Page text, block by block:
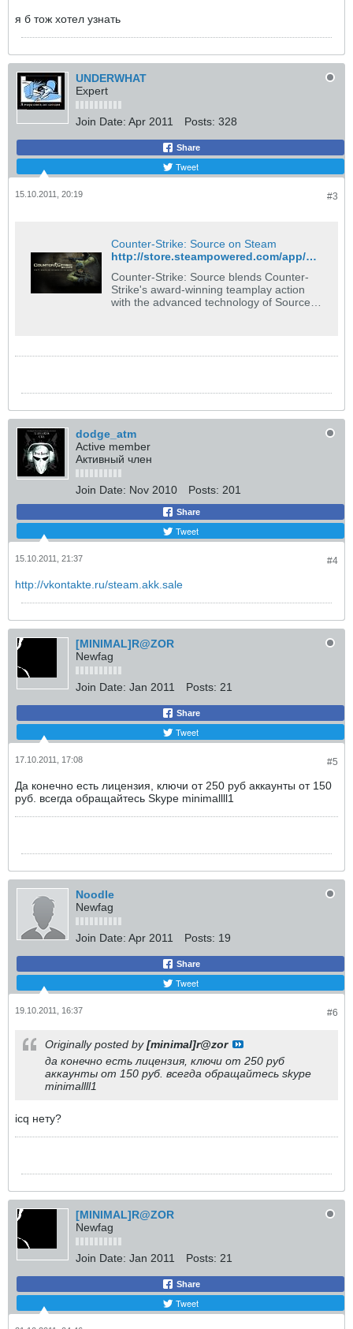
я б тож хотел узнать
UNDERWHAT
Expert
Join Date: Apr 2011 Posts: 328
Share
Tweet
#3
15.10.2011, 20:19
Counter-Strike: Source on Steam
http://store.steampowered.com/app/240/?snr=1_200_200_250_13
Counter-Strike: Source blends Counter-
Strike's award-winning teamplay action
with the advanced technology of Source™
dodge_atm
Active member
Активный член
Join Date: Nov 2010 Posts: 201
Share
Tweet
#4
15.10.2011, 21:37
http://vkontakte.ru/steam.akk.sale
[MINIMAL]R@ZOR
Newfag
Join Date: Jan 2011 Posts: 21
Share
Tweet
#5
17.10.2011, 17:08
Да конечно есть лицензия, ключи от 250 руб аккаунты от 150
руб. всегда обращайтесь Skype minimallll1
Noodle
Newfag
Join Date: Apr 2011 Posts: 19
Share
Tweet
#6
19.10.2011, 16:37
Originally posted by[minimal]r@zor
да конечно есть лицензия, ключи от 250 руб
аккаунты от 150 руб. всегда обращайтесь skype
minimallll1
icq нету?
[MINIMAL]R@ZOR
Newfag
Join Date: Jan 2011 Posts: 21
Share
Tweet